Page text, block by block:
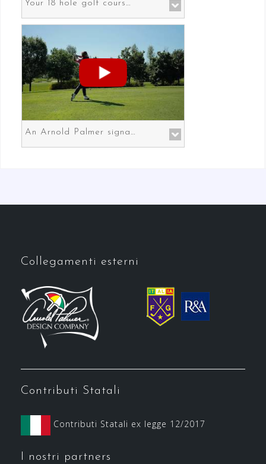
Your 18 hole golf course in Prato the gateway to Florence
An Arnold Palmer signature course in Prato the gateway to Florence
Collegamenti esterni
Contributi Statali
Contributi Statali ex legge 12/2017
I nostri partners